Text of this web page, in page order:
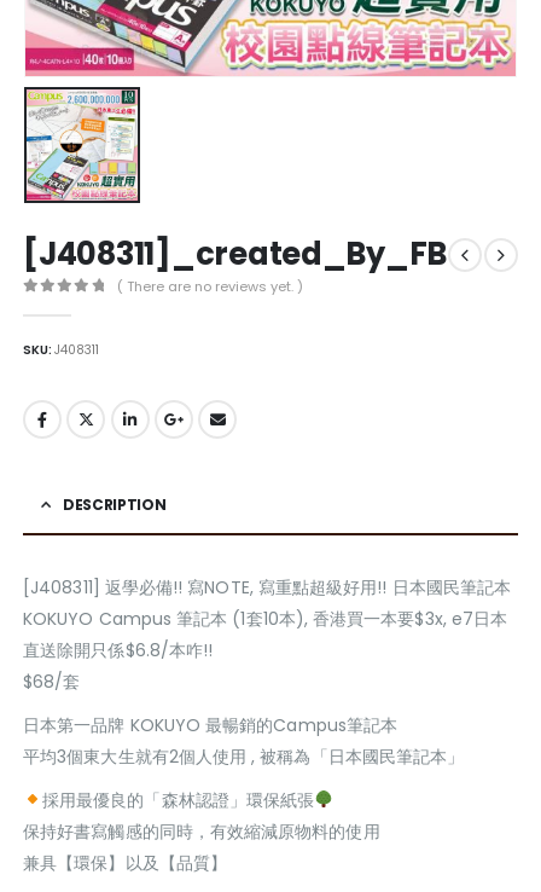
[J408311]_created_By_FB
( There are no reviews yet. )
SKU:J408311
DESCRIPTION
[J408311] 返學必備!! 寫NOTE, 寫重點超級好用!! 日本國民筆記本
KOKUYO Campus 筆記本 (1套10本), 香港買一本要$3x, e7日本
直送除開只係$6.8/本咋!!
$68/套
日本第一品牌 KOKUYO 最暢銷的Campus筆記本
平均3個東大生就有2個人使用 , 被稱為「日本國民筆記本」
採用最優良的「森林認證」環保紙張
保持好書寫觸感的同時，有效縮減原物料的使用
兼具【環保】以及【品質】